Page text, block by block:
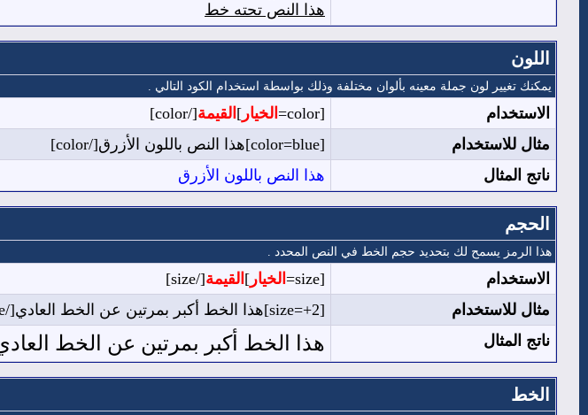
هذا النص تحته خط
اللون
يمكنك تغيير لون جملة معينه بألوان مختلفة وذلك بواسطة استخدام الكود التالي .
الاستخدام [color= الخيار ] القيمة[/color]
مثال للاستخدام
[color=blue]هذا النص باللون الأزرق[/color]
ناتج المثال
هذا النص باللون الأزرق
الحجم
هذا الرمز يسمح لك بتحديد حجم الخط في النص المحدد .
الاستخدام [size= الخيار ] القيمة[/size]
مثال للاستخدام
[size=+2]هذا الخط أكبر بمرتين عن الخط العادي[/size]
ناتج المثال
هذا الخط أكبر بمرتين عن الخط
الخط